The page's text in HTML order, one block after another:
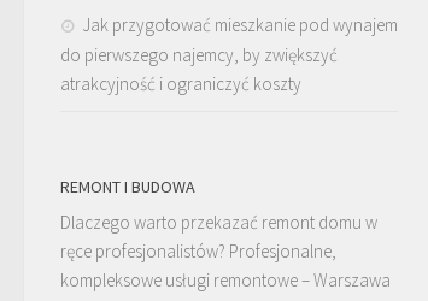
Jak przygotować mieszkanie pod wynajem
do pierwszego najemcy, by zwiększyć
atrakcyjność i ograniczyć koszty
REMONT I BUDOWA
Dlaczego warto przekazać remont domu w
ręce profesjonalistów? Profesjonalne,
kompleksowe usługi remontowe – Warszawa